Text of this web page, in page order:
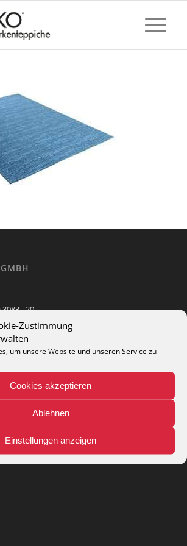
Zustimmung
um unsere Website und unseren Service zu
Cookies akzeptieren
Ablehnen
Einstellungen anzeigen
- 20
collection.com